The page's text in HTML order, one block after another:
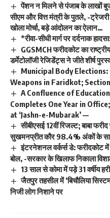
पेंशन न मिलने से पंजाब के लाखों
सीएम और वित्त मंत्री के पुतले, -
खोला मोर्चा, बड़े आंदोलन का ऐलान…
*रीवा-सीधी मार्ग पर दर्दनाक
GGSMCH फरीदकोट का
डर्मेटोलॉजी रेजिडेंट्स ने जीते शीर्ष
Municipal Body
Weapons in Faridkot;
A Confluence of
Completes One Year in
at ‘Jashn-e-Mubarak’ —
सीबीएसई 12वीं रिजल्ट; बाबा
सुखमनप्रीत कौर 98.4% अंकों के
इंटरनेशनल वर्कर्स डे: फरीदकोट में
बोल, -सरकार के खिलाफ निकाला
13 साल से कोमा में पड़े 31 वर्षीय
जैतपुर तहसील में ‘बिचौलिया
निजी लोग निशाने पर